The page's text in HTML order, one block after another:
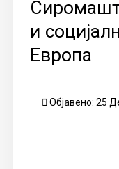
и
Европа
Објавено: 25